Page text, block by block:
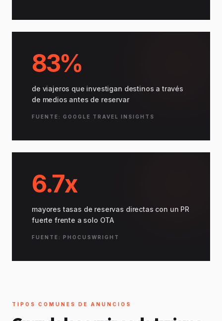
83%
de viajeros que investigan destinos a través
de medios antes de reservar
FUENTE: GOOGLE TRAVEL INSIGHTS
6.7x
mayores tasas de reservas directas con un PR
fuerte frente a solo OTA
FUENTE: PHOCUSWRIGHT
TIPOS COMUNES DE ANUNCIOS